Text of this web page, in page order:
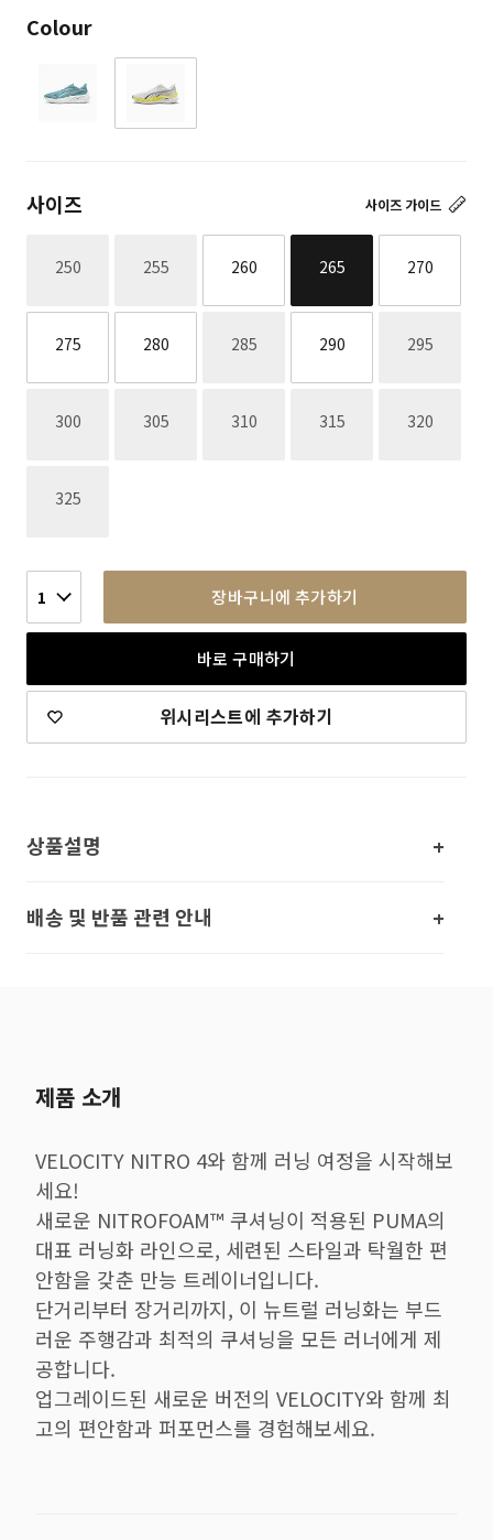
Colour
사이즈 가이드
사이즈
250재고없음 255재고없음 260 265 270
275 280 285재고없음 290 295재고없음
300재고없음 305재고없음 310재고없음 315재고없음 320재고없음
325재고없음
1 장바구니에 추가하기
바로 구매하기
위시리스트에 추가하기
상품설명
배송 및 반품 관련 안내
제품 소개
VELOCITY NITRO 4와 함께 러닝 여정을 시작해보
세요!
새로운 NITROFOAM™ 쿠셔닝이 적용된 PUMA의
대표 러닝화 라인으로, 세련된 스타일과 탁월한 편
안함을 갖춘 만능 트레이너입니다.
단거리부터 장거리까지, 이 뉴트럴 러닝화는 부드
러운 주행감과 최적의 쿠셔닝을 모든 러너에게 제
공합니다.
업그레이드된 새로운 버전의 VELOCITY와 함께 최
고의 편안함과 퍼포먼스를 경험해보세요.